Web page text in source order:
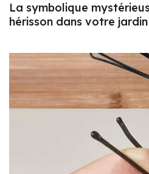
La symbolique
hérisson dans votre jardin